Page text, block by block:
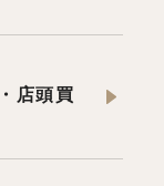
店頭買